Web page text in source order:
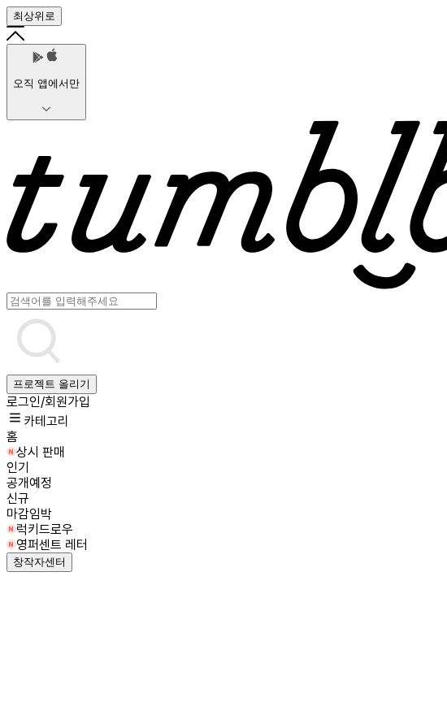
최상위로
오직 앱에서만
프로젝트 올리기
로그인/회원가입
카테고리
홈
상시 판매
인기
공개예정
신규
마감임박
럭키드로우
영퍼센트 레터
창작자센터